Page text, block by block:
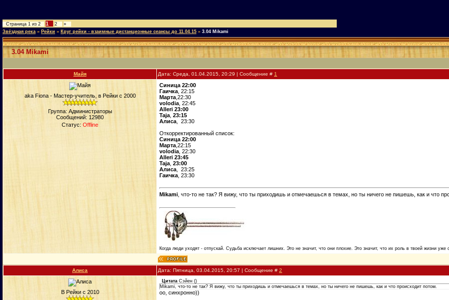
Страница 1 из 2 1 2 »
Звёздная река » Рейки » Круг рейки - взаимные дистанционные сеансы до 11.04.15 » 3.04 Mikami
3.04 Mikami
Майя Дата: Среда, 01.04.2015, 20:29 | Сообщение # 1
aka Fiona - Мастер-учитель, в Рейки с 2000
Группа: Администраторы
Сообщений: 12980
Статус: Offline
Синица 22:00
Гаичка , 22:15
Марта ,22:30
volodia , 22:45
Alleri 23:00
Taja 23:15
Алиса , 23:30
Откорректированный список:
Синица 22:00
Марта ,22:15
volodia , 22:30
Alleri 23:45
Taja 23:00
Алиса , 23:25
Гаичка , 23:30
Mikami , что-то не так? Я вижу, что ты приходишь и отмечаешься в темах, но ты ничего не пишешь, как и что
Когда люди уходят - отпускай. Судьба исключает лишних. Это не значит, что они плохие. Это значит, что их роль в твоей жизни уже
Алиса Дата: Пятница, 03.04.2015, 20:57 | Сообщение # 2
В Рейки с 2010
Цитата Сэйен ()
Mikami, что-то не так? Я вижу, что ты приходишь и отмечаешься в темах, но ты ничего не пишешь, как и что происходит потом.
оо, синхронно))